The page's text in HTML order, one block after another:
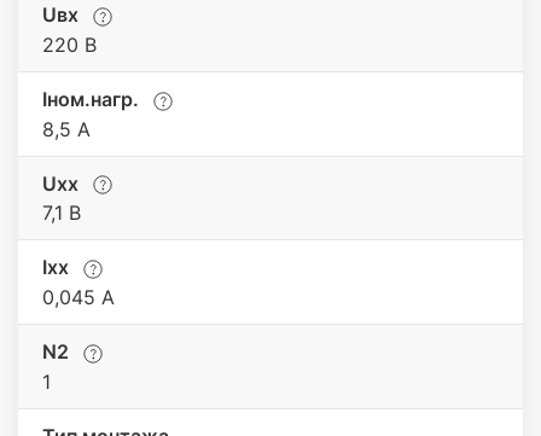
Uвх
220 В
Iном.нагр.
8,5 А
Uхх
7,1 В
Iхх
0,045 A
N2
1